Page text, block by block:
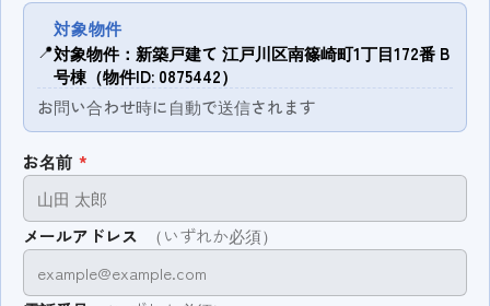
📍
対象物件
対象物件：新築戸建て 江戸川区南篠崎町1丁目172番 B
号棟（物件ID: 0875442）
お問い合わせ時に自動で送信されます
お名前 *
メールアドレス （いずれか必須）